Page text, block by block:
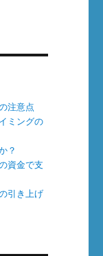
注意点
ミングの
？
資金で支
引き上げ